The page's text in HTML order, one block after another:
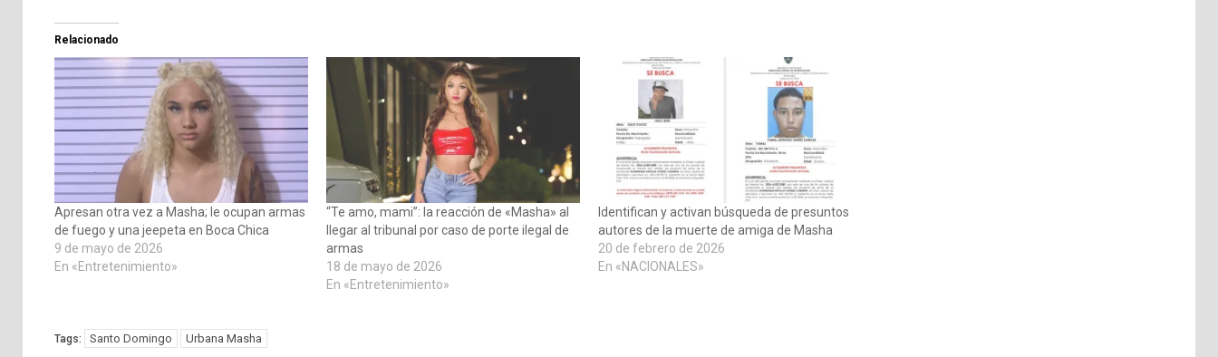
Relacionado
Apresan otra vez a Masha; le ocupan armas
de fuego y una jeepeta en Boca Chica
9 de mayo de 2026
En «Entretenimiento»
“Te amo, mami”: la reacción de «Masha» al
llegar al tribunal por caso de porte ilegal de
armas
18 de mayo de 2026
En «Entretenimiento»
Identifican y activan búsqueda de presuntos
autores de la muerte de amiga de Masha
20 de febrero de 2026
En «NACIONALES»
Tags: Santo Domingo Urbana Masha